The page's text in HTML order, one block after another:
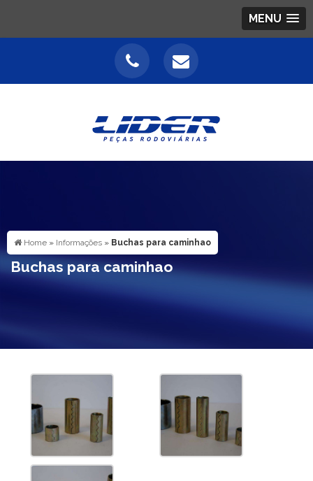
MENU
Home » Informações » Buchas para caminhao
Buchas para caminhao